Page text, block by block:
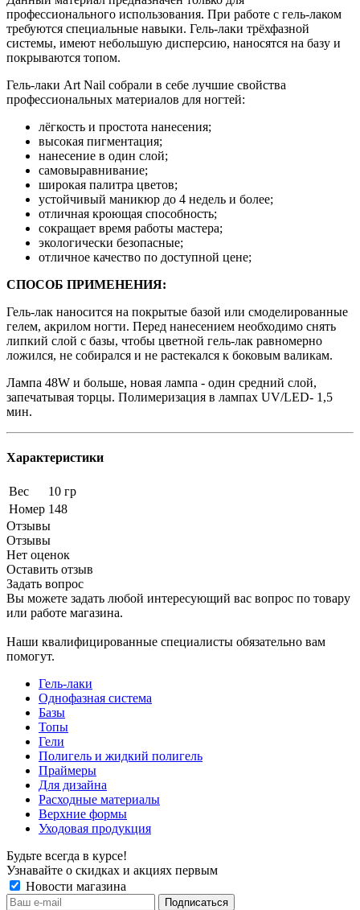
профессионального использования. При работе с гель-лаком
требуются специальные навыки. Гель-лаки трёхфазной
системы, имеют небольшую дисперсию, наносятся на базу и
покрываются топом.
Гель-лаки Art Nail собрали в себе лучшие свойства
профессиональных материалов для ногтей:
лёгкость и простота нанесения;
высокая пигментация;
нанесение в один слой;
самовыравнивание;
широкая палитра цветов;
устойчивый маникюр до 4 недель и более;
отличная кроющая способность;
сокращает время работы мастера;
экологически безопасные;
отличное качество по доступной цене;
СПОСОБ ПРИМЕНЕНИЯ:
Гель-лак наносится на покрытые базой или смоделированные
гелем, акрилом ногти. Перед нанесением необходимо снять
липкий слой с базы, чтобы цветной гель-лак равномерно
ложился, не собирался и не растекался к боковым валикам.
Лампа 48W и больше, новая лампа - один средний слой,
запечатывая торцы. Полимеризация в лампах UV/LED- 1,5
мин.
Характеристики
Вес
10 гр
Номер 148
Отзывы
Отзывы
Нет оценок
Оставить отзыв
Задать вопрос
Вы можете задать любой интересующий вас вопрос по товару
или работе магазина.
Наши квалифицированные специалисты обязательно вам
помогут.
Гель-лаки
Однофазная система
Базы
Топы
Гели
Полигель и жидкий полигель
Праймеры
Для дизайна
Расходные материалы
Верхние формы
Уходовая продукция
Будьте всегда в курсе!
Узнавайте о скидках и акциях первым
Новости магазина